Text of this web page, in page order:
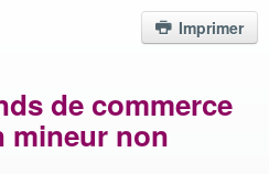
Imprimer
de commerce
mineur non